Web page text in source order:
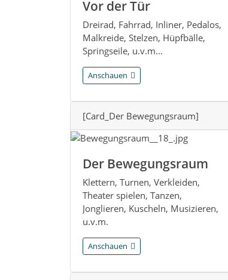
Vor der Tür
Dreirad, Fahrrad, Inliner, Pedalos,
Malkreide, Stelzen, Hüpfbälle,
Springseile, u.v.m...
Anschauen
[Card_Der Bewegungsraum]
Der Bewegungsraum
Klettern, Turnen, Verkleiden,
Theater spielen, Tanzen,
Jonglieren, Kuscheln, Musizieren,
u.v.m.
Anschauen